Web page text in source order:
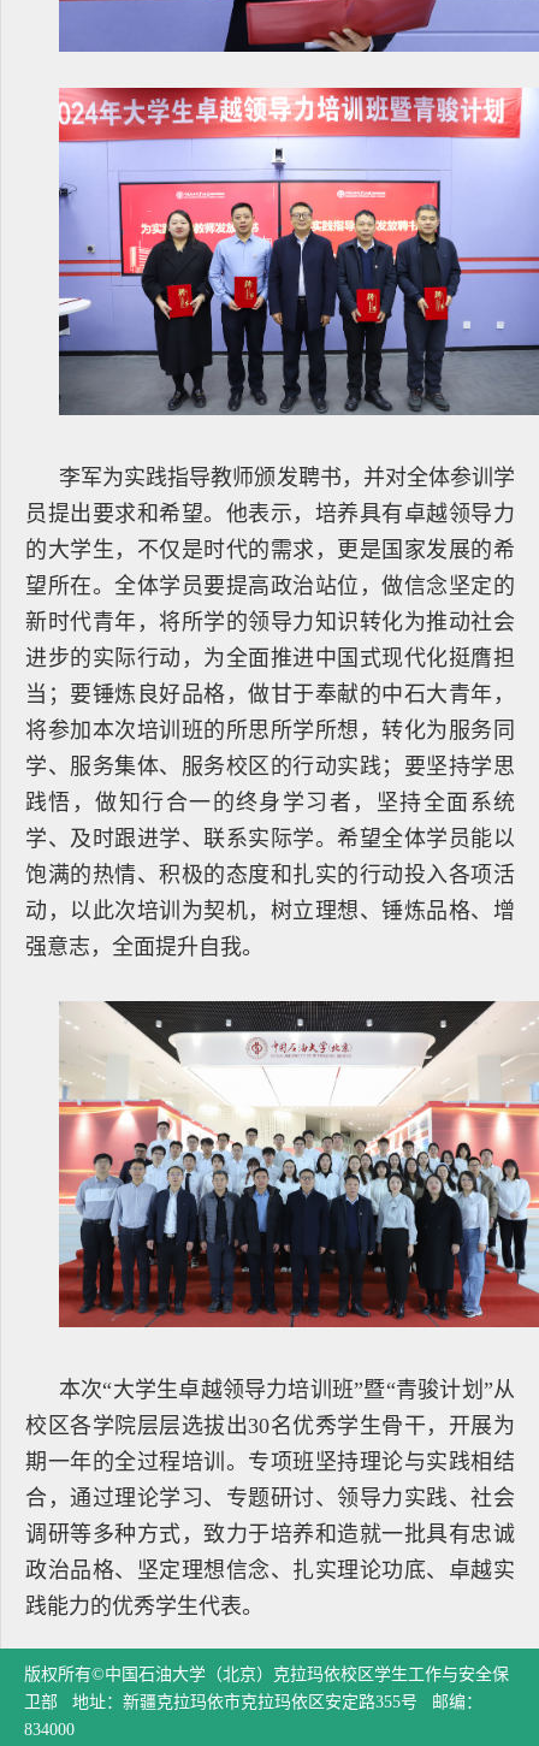
李军为实践指导教师颁发聘书，并对全体参训学
员提出要求和希望。他表示，培养具有卓越领导力
的大学生，不仅是时代的需求，更是国家发展的希
望所在。全体学员要提高政治站位，做信念坚定的
新时代青年，将所学的领导力知识转化为推动社会
进步的实际行动，为全面推进中国式现代化挺膺担
当；要锤炼良好品格，做甘于奉献的中石大青年，
将参加本次培训班的所思所学所想，转化为服务同
学、服务集体、服务校区的行动实践；要坚持学思
践悟，做知行合一的终身学习者，坚持全面系统
学、及时跟进学、联系实际学。希望全体学员能以
饱满的热情、积极的态度和扎实的行动投入各项活
动，以此次培训为契机，树立理想、锤炼品格、增
强意志，全面提升自我。
本次“大学生卓越领导力培训班”暨“青骏计划”从
校区各学院层层选拔出30名优秀学生骨干，开展为
期一年的全过程培训。专项班坚持理论与实践相结
合，通过理论学习、专题研讨、领导力实践、社会
调研等多种方式，致力于培养和造就一批具有忠诚
政治品格、坚定理想信念、扎实理论功底、卓越实
践能力的优秀学生代表。
版权所有©中国石油大学（北京）克拉玛依校区学生工作与安全保
卫部 地址：新疆克拉玛依市克拉玛依区安定路355号 邮编：
834000